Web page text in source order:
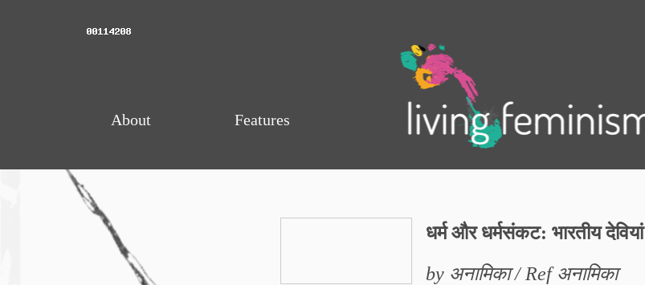
About Features .
धर्म और धर्मसंकट: भारतीय देवियां
by अनामिका / Ref अनामिका